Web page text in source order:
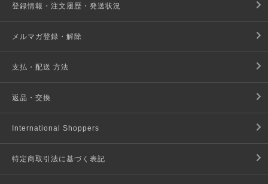
登録情報・注文履歴・発送状況
メルマガ登録・解除
支払・配送 方法
返品・交換
International Shoppers
特定商取引法に基づく表記